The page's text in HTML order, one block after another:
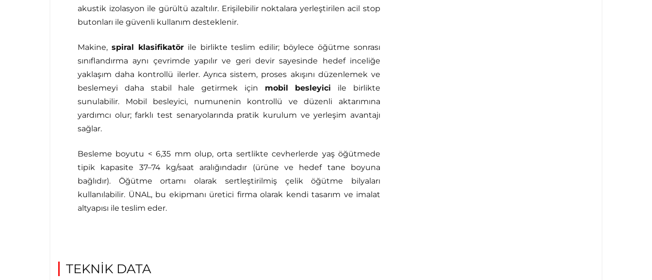
akustik izolasyon ile gürültü azaltılır. Erişilebilir noktalara yerleştirilen acil stop
butonları ile güvenli kullanım desteklenir.
Makine, spiral klasifikatörile birlikte teslim edilir; böylece öğütme sonrası
sınıflandırma aynı çevrimde yapılır ve geri devir sayesinde hedef inceliğe
yaklaşım daha kontrollü ilerler. Ayrıca sistem, proses akışını düzenlemek ve
beslemeyi daha stabil hale getirmek için mobil besleyici
ile birlikte
sunulabilir. Mobil besleyici, numunenin kontrollü ve düzenli aktarımına
yardımcı olur; farklı test senaryolarında pratik kurulum ve yerleşim avantajı
sağlar.
Besleme boyutu < 6,35 mm olup, orta sertlikte cevherlerde yaş öğütmede
tipik kapasite 37–74 kg/saat aralığındadır (ürüne ve hedef tane boyuna
bağlıdır). Öğütme ortamı olarak sertleştirilmiş çelik öğütme bilyaları
kullanılabilir. ÜNAL, bu ekipmanı üretici firma olarak kendi tasarım ve imalat
altyapısı ile teslim eder.
TEKNİK DATA